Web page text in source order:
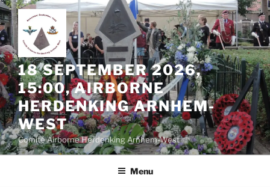
Ga
naar
de
inhoud
18 SEPTEMBER 2026,
15:00, AIRBORNE
HERDENKING ARNHEM-
WEST
Comité Airborne Herdenking Arnhem-West
Menu